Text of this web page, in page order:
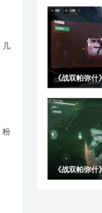
几
粉